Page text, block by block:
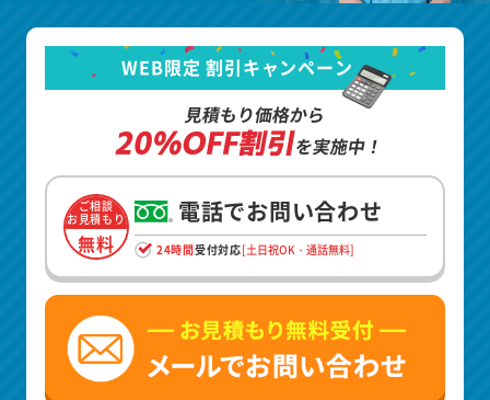
WEB限定 割引キャンペーン
見積もり価格から
20%OFF割引を実施中！
ご相談
お見積もり
無料
電話でお問い合わせ
24時間受付対応[土日祝OK・通話無料]